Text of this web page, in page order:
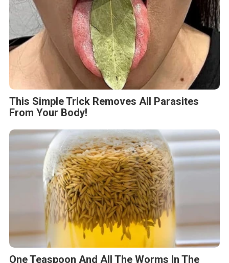
This Simple Trick Removes All Parasites
From Your Body!
One Teaspoon And All The Worms In The